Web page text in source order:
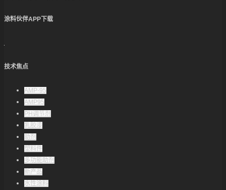
涂料伙伴APP下载
技术焦点
AMP-95
AMP95
PH调节剂
乳胶漆
助剂
塑料件
多功能助剂
新产品
水性涂料